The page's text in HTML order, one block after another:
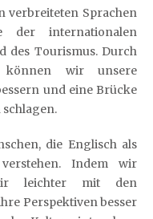
verbreiteten Sprachen
der internationalen
des Tourismus. Durch
wir unsere
und eine Brücke
die Englisch als
Indem wir
leichter mit den
Perspektiven besser